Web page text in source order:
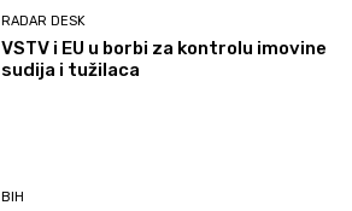
RADAR DESK
VSTV i EU u borbi za kontrolu imovine
sudija i tužilaca
BIH